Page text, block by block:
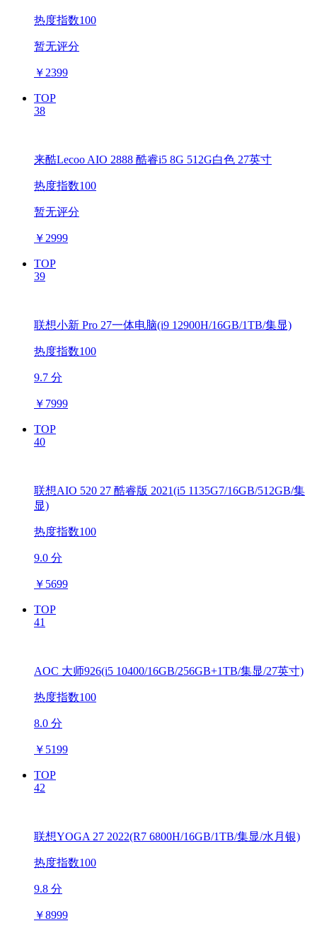
热度指数100
暂无评分
￥ 2399
TOP
38
来酷Lecoo AIO 2888 酷睿i5 8G 512G白色 27英寸
热度指数100
暂无评分
￥ 2999
TOP
39
联想小新 Pro 27一体电脑(i9 12900H/16GB/1TB/集显)
热度指数100
9.7 分
￥ 7999
TOP
40
联想AIO 520 27 酷睿版 2021(i5 1135G7/16GB/512GB/集
显)
热度指数100
9.0 分
￥ 5699
TOP
41
AOC 大师926(i5 10400/16GB/256GB+1TB/集显/27英寸)
热度指数100
8.0 分
￥ 5199
TOP
42
联想YOGA 27 2022(R7 6800H/16GB/1TB/集显/水月银)
热度指数100
9.8 分
￥8999